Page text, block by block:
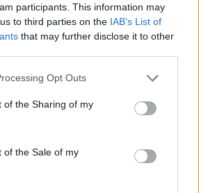
participants. This information may
to third parties on the IAB’s List of
that may further disclose it to other
app uses one or more Google
or usage behaviour. You may click to
to Google and its third-party tags to
specified purposes in below Google
Opt Outs
of the Sharing of my
of the Sale of my